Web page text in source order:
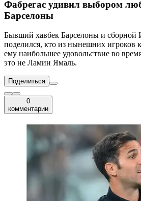
Фабрегас удивил выбором
Барселоны
Бывший хавбек Барселоны и сборной
поделился, кто из нынешних игроков
ему наибольшее удовольствие во
это не Ламин Ямаль.
Поделиться
0
комментарии